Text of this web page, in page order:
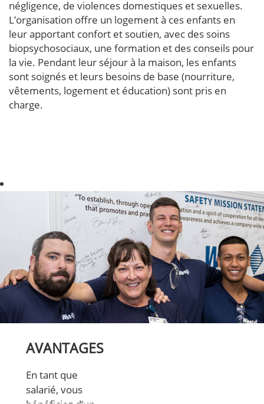
négligence, de violences domestiques et sexuelles.
L’organisation offre un logement à ces enfants en
leur apportant confort et soutien, avec des soins
biopsychosociaux, une formation et des conseils pour
la vie. Pendant leur séjour à la maison, les enfants
sont soignés et leurs besoins de base (nourriture,
vêtements, logement et éducation) sont pris en
charge.
AVANTAGES
En tant que
salarié, vous